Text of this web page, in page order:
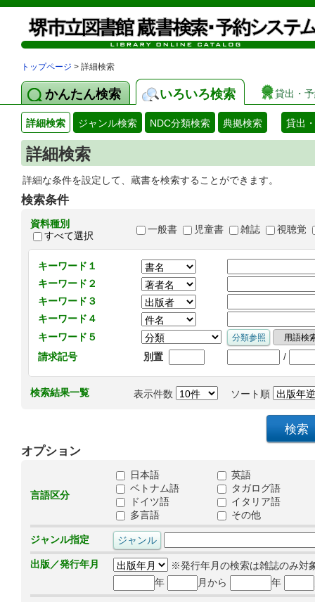
トップページ > 詳細検索
かんたん検索 いろいろ検索 貸出・
詳細検索 ジャンル検索 NDC分類検索 典拠検索 貸出
詳細検索
詳細な条件を設定して、蔵書を検索することができます。
検索条件
資料種別
すべて選択
一般書 児童書 雑誌 視聴覚
キーワード１
キーワード２
キーワード３
キーワード４
キーワード５
請求記号
別置 /
検索結果一覧 表示件数 ソート順
オプション
言語区分
日本語
英語
ベトナム語
タガログ語
ドイツ語
イタリア語
多言語
その他
ジャンル指定
出版／発行年月
※発行年月の検索は雑誌のみ対
年
月から 年